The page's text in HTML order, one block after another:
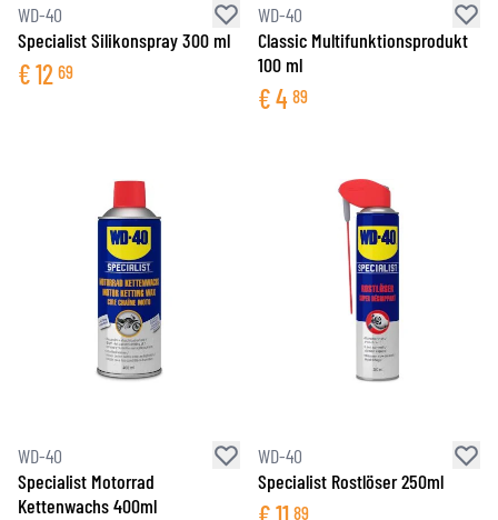
WD-40
Specialist Silikonspray 300 ml
€12 69
WD-40
Classic Multifunktionsprodukt
100 ml
€4 89
WD-40
Specialist Motorrad
Kettenwachs 400ml
WD-40
Specialist Rostlöser 250ml
89